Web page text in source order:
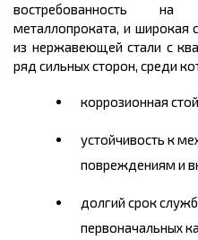
востребованность
металлопроката, и широкая
из нержавеющей стали с
ряд сильных сторон, среди
коррозионная
устойчивость к
повреждениям и
долгий срок
первоначальных